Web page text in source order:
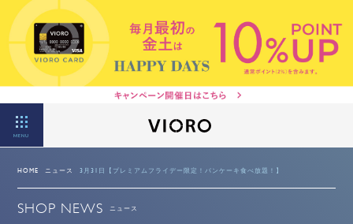
MENU
HOME ニュース 3月31日【プレミアムフライデー限定！パンケーキ食べ放題！】
SHOP NEWS ニュース